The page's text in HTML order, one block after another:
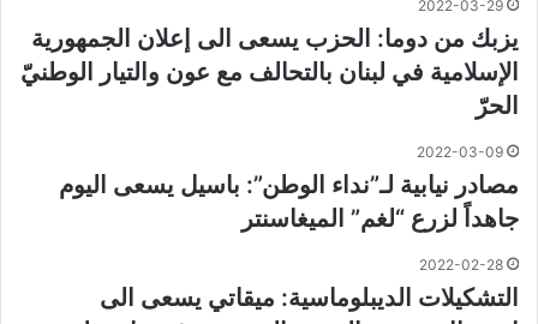
2022-03-29
يزبك من دوما: الحزب يسعى الى إعلان الجمهورية
الإسلامية في لبنان بالتحالف مع عون والتيار الوطنيّ
الحرّ
2022-03-09
مصادر نيابية لـ”نداء الوطن”: باسيل يسعى اليوم
جاهداً لزرع “لغم” الميغاسنتر
2022-02-28
التشكيلات الديبلوماسية: ميقاتي يسعى الى